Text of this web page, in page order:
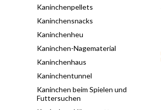
Kaninchenpellets
Kaninchensnacks
Kaninchenheu
Kaninchen-Nagematerial
Kaninchenhaus
Kaninchentunnel
Kaninchen beim Spielen und
Futtersuchen